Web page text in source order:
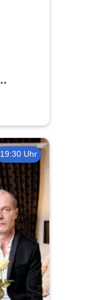
19:30 Uhr